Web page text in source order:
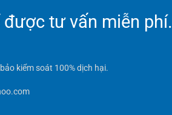
tư vấn miễn phí.
kiểm soát 100% dịch hại.